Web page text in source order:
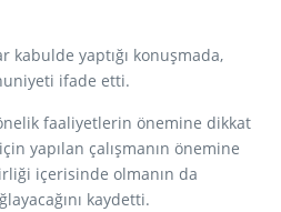
kabulde yaptığı konuşmada,
ifade etti.
faaliyetlerin önemine dikkat
yapılan çalışmanın önemine
içerisinde olmanın da
kaydetti.